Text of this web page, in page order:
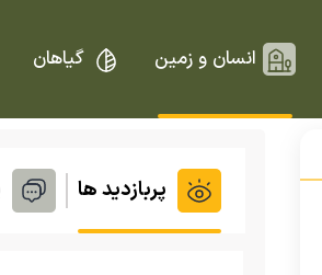
انسان و زمین گیاهان
پربازدید ها